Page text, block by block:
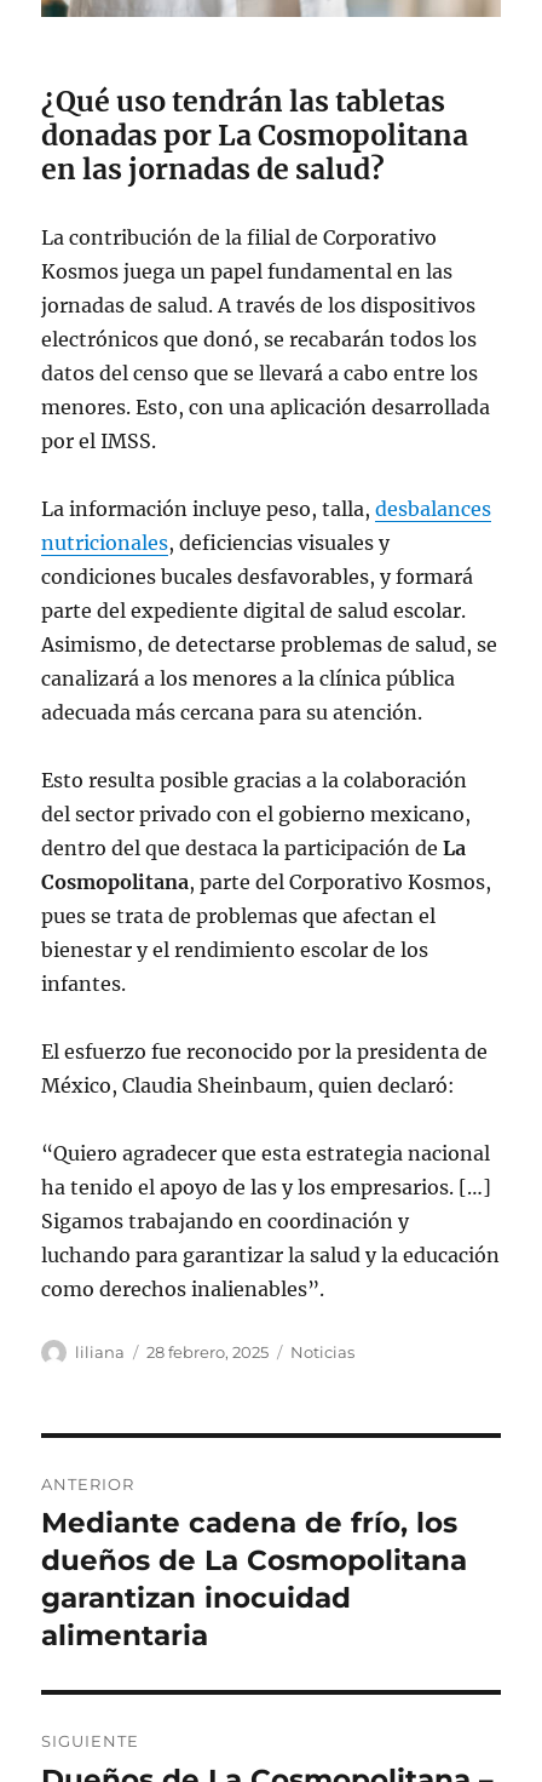
¿Qué uso tendrán las tabletas
donadas por La Cosmopolitana
en las jornadas de salud?
La contribución de la filial de Corporativo
Kosmos juega un papel fundamental en las
jornadas de salud. A través de los dispositivos
electrónicos que donó, se recabarán todos los
datos del censo que se llevará a cabo entre los
menores. Esto, con una aplicación desarrollada
por el IMSS.
La información incluye peso, talla,desbalances
nutricionales, deficiencias visuales y
condiciones bucales desfavorables, y formará
parte del expediente digital de salud escolar.
Asimismo, de detectarse problemas de salud, se
canalizará a los menores a la clínica pública
adecuada más cercana para su atención.
Esto resulta posible gracias a la colaboración
del sector privado con el gobierno mexicano,
dentro del que destaca la participación deLa
Cosmopolitana, parte del Corporativo Kosmos,
pues se trata de problemas que afectan el
bienestar y el rendimiento escolar de los
infantes.
El esfuerzo fue reconocido por la presidenta de
México, Claudia Sheinbaum, quien declaró:
“Quiero agradecer que esta estrategia nacional
ha tenido el apoyo de las y los empresarios. […]
Sigamos trabajando en coordinación y
luchando para garantizar la salud y la educación
como derechos inalienables”.
Autor
liliana
Publicado
28 febrero, 2025 Categorías
Noticias
de
entradas
ANTERIOR
Entrada
anterior:
Mediante cadena de frío, los
dueños de La Cosmopolitana
garantizan inocuidad
alimentaria
SIGUIENTE